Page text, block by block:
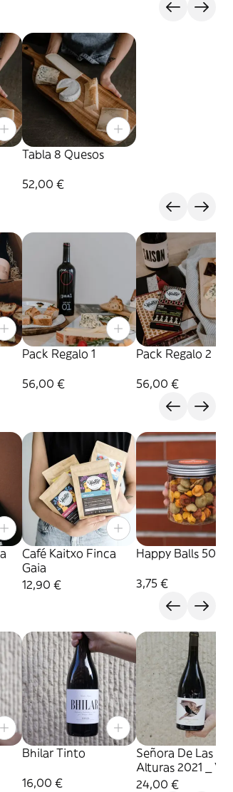
Tabla 8 Quesos
52,00 €
Pack Regalo 1
56,00 €
Pack Regalo 2
56,00 €
Café Kaitxo Finca
Gaia
12,90 €
Happy Balls 50 Gr
3,75 €
Bhilar Tinto
16,00 €
Señora De Las
Alturas 2021 _ Viña
Zorzal
24,00 €